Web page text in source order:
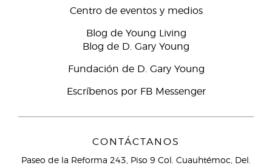
Centro de eventos y medios
Blog de Young Living
Blog de D. Gary Young
Fundación de D. Gary Young
Escríbenos por FB Messenger
CONTÁCTANOS
Paseo de la Reforma 243, Piso 9 Col. Cuauhtémoc, Del.